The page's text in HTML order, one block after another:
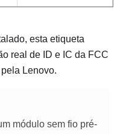
esta etiqueta
real de ID e IC da FCC
Lenovo.
módulo sem fio pré-